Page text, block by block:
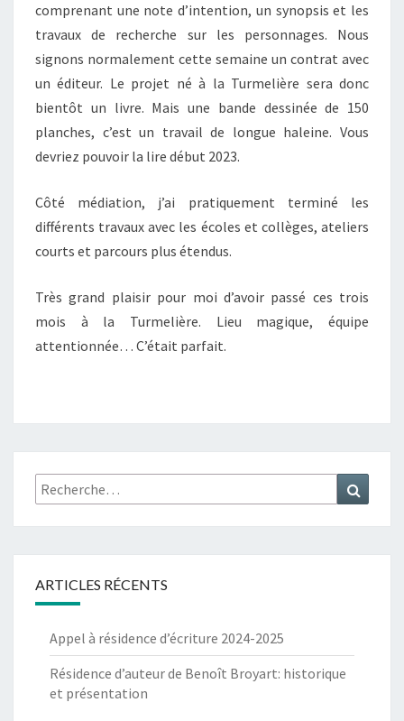
comprenant une note d’intention, un synopsis et les
travaux de recherche sur les personnages. Nous
signons normalement cette semaine un contrat avec
un éditeur. Le projet né à la Turmelière sera donc
bientôt un livre. Mais une bande dessinée de 150
planches, c’est un travail de longue haleine. Vous
devriez pouvoir la lire début 2023.
Côté médiation, j’ai pratiquement terminé les
différents travaux avec les écoles et collèges, ateliers
courts et parcours plus étendus.
Très grand plaisir pour moi d’avoir passé ces trois
mois à la Turmelière. Lieu magique, équipe
attentionnée… C’était parfait.
Rechercher :
ARTICLES RÉCENTS
Appel à résidence d’écriture 2024-2025
Résidence d’auteur de Benoît Broyart: historique
et présentation